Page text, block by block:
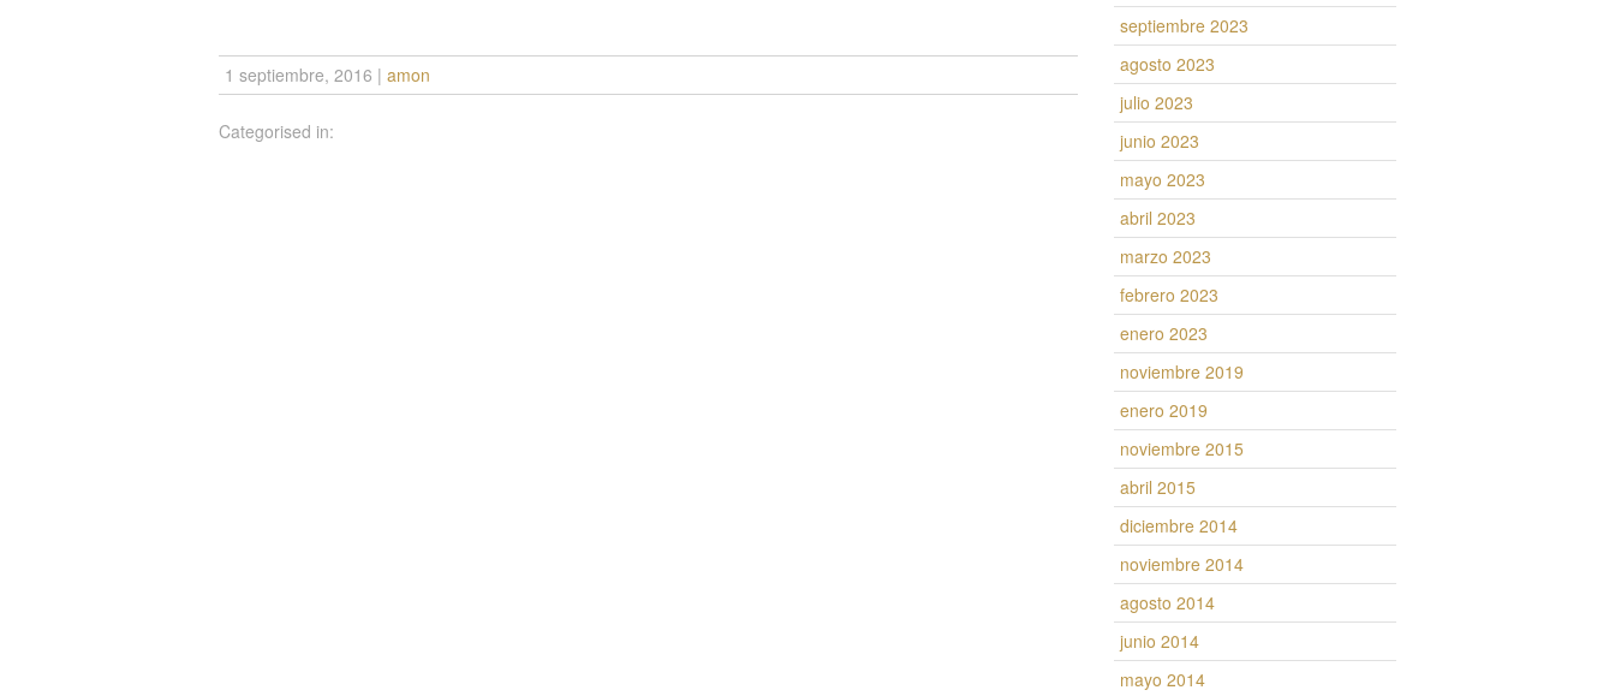
1 septiembre, 2016 | amon
Categorised in:
septiembre 2023
agosto 2023
julio 2023
junio 2023
mayo 2023
abril 2023
marzo 2023
febrero 2023
enero 2023
noviembre 2019
enero 2019
noviembre 2015
abril 2015
diciembre 2014
noviembre 2014
agosto 2014
junio 2014
mayo 2014